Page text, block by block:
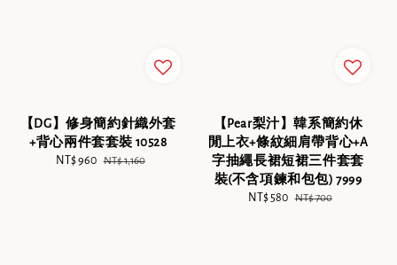
【DG】修身簡約針織外套
+背心兩件套套裝 10528
Sale
NT$ 960 Regular
NT$ 1,160
【Pear梨汁】韓系簡約休
閒上衣+條紋細肩帶背心+A
字抽繩長裙短裙三件套套
裝(不含項鍊和包包) 7999
Sale
NT$ 580 Regular
NT$ 700